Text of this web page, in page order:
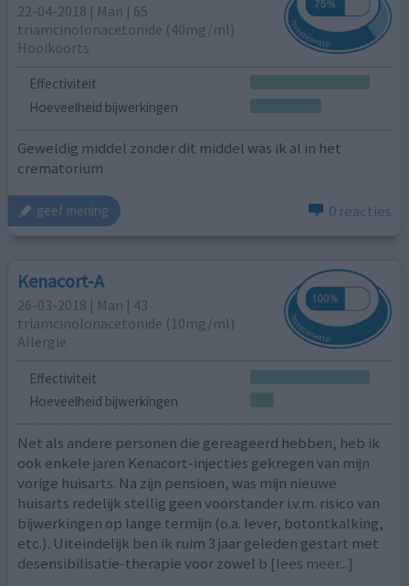
22-04-2018 | Man | 65
triamcinolonacetonide (40mg/ml)
Hooikoorts
Effectiviteit
Hoeveelheid bijwerkingen
Geweldig middel zonder dit middel was ik al in het
crematorium
geef mening 0 reacties
Kenacort-A
26-03-2018 | Man | 43
triamcinolonacetonide (10mg/ml)
Allergie
Effectiviteit
Hoeveelheid bijwerkingen
Net als andere personen die gereageerd hebben, heb ik
ook enkele jaren Kenacort-injecties gekregen van mijn
vorige huisarts. Na zijn pensioen, was mijn nieuwe
huisarts redelijk stellig geen voorstander i.v.m. risico van
bijwerkingen op lange termijn (o.a. lever, botontkalking,
etc.). Uiteindelijk ben ik ruim 3 jaar geleden gestart met
desensibilisatie-therapie voor zowel b [lees meer...]